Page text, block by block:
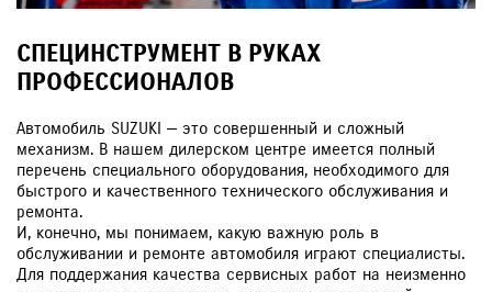
СПЕЦИНСТРУМЕНТ В РУКАХ
ПРОФЕССИОНАЛОВ
Автомобиль SUZUKI — это совершенный и сложный
механизм. В нашем дилерском центре имеется полный
перечень специального оборудования, необходимого для
быстрого и качественного технического обслуживания и
ремонта.
И, конечно, мы понимаем, какую важную роль в
обслуживании и ремонте автомобиля играют специалисты.
Для поддержания качества сервисных работ на неизменно